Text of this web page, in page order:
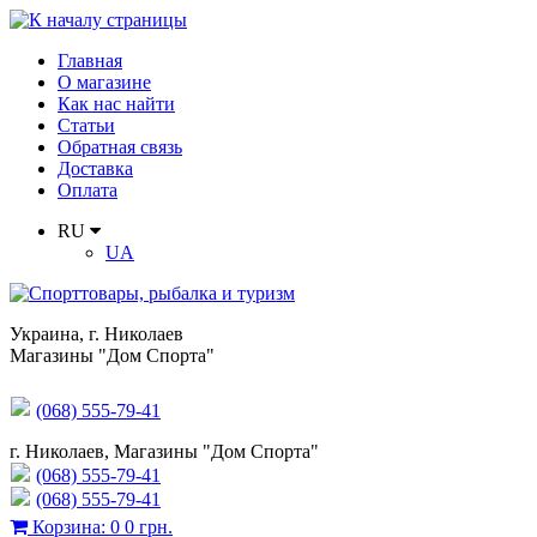
Главная
О магазине
Как нас найти
Статьи
Обратная связь
Доставка
Оплата
RU
UA
Украина, г. Николаев
Магазины "Дом Спорта"
(068) 555-79-41
г. Николаев, Магазины "Дом Спорта"
(068) 555-79-41
(068) 555-79-41
Корзина: 0 0 грн.